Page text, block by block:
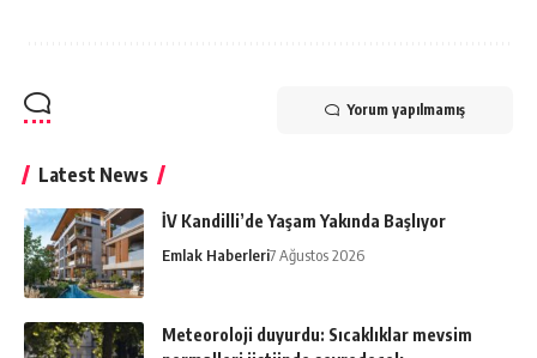
Yorum yapılmamış
Latest News
İV Kandilli’de Yaşam Yakında Başlıyor
Emlak Haberleri7 Ağustos 2026
Meteoroloji duyurdu: Sıcaklıklar mevsim